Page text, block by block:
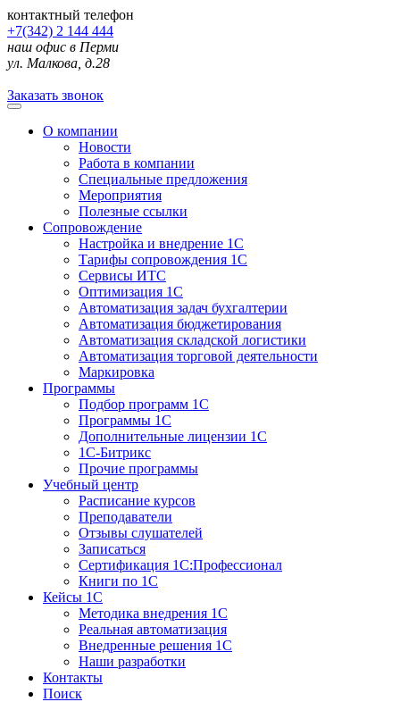
контактный телефон
+7(342) 2 144 444
наш офис в Перми
ул. Малкова, д.28
Заказать звонок
О компании
Новости
Работа в компании
Специальные предложения
Мероприятия
Полезные ссылки
Сопровождение
Настройка и внедрение 1С
Тарифы сопровождения 1С
Сервисы ИТС
Оптимизация 1С
Автоматизация задач бухгалтерии
Автоматизация бюджетирования
Автоматизация складской логистики
Автоматизация торговой деятельности
Маркировка
Программы
Подбор программ 1С
Программы 1С
Дополнительные лицензии 1С
1С-Битрикс
Прочие программы
Учебный центр
Расписание курсов
Преподаватели
Отзывы слушателей
Записаться
Сертификация 1С:Профессионал
Книги по 1С
Кейсы 1С
Методика внедрения 1С
Реальная автоматизация
Внедренные решения 1С
Наши разработки
Контакты
Поиск